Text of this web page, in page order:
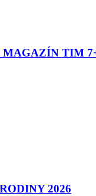
TIM
2026